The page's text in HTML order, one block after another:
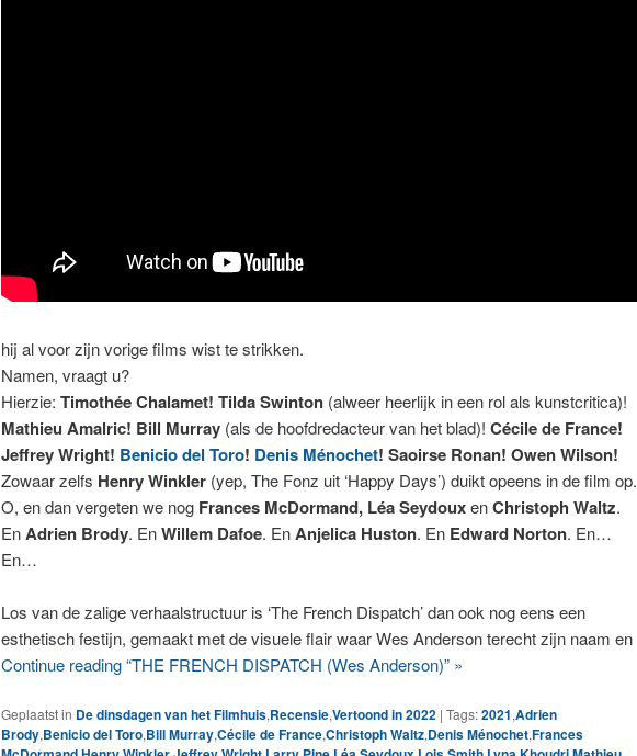
hij al voor zijn vorige films wist te strikken.
Namen, vraagt u?
Hierzie: Timothée Chalamet! Tilda Swinton (alweer heerlijk in een rol als kunstcritica)!
Mathieu Amalric! Bill Murray (als de hoofdredacteur van het blad)! Cécile de France!
Jeffrey Wright! Benicio del Toro! Denis Ménochet! Saoirse Ronan! Owen Wilson!
Zowaar zelfs Henry Winkler (yep, The Fonz uit ‘Happy Days’) duikt opeens in de film op.
O, en dan vergeten we nog Frances McDormand, Léa SeydouxenChristoph Waltz.
EnAdrien Brody. EnWillem Dafoe. EnAnjelica Huston. En Edward Norton. En…
En…
Los van de zalige verhaalstructuur is ‘The French Dispatch’ dan ook nog eens een
esthetisch festijn, gemaakt met de visuele flair waar Wes Anderson terecht zijn naam en
Continue reading “THE FRENCH DISPATCH (Wes Anderson)” »
Geplaatst in De dinsdagen van het Filmhuis,Recensie,Vertoond in 2022 | Tags:2021,Adrien
Brody,Benicio del Toro,Bill Murray,Cécile de France,Christoph Waltz,Denis Ménochet,Frances